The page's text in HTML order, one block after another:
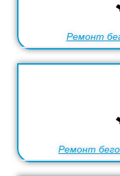
Ремонт
Ремонт